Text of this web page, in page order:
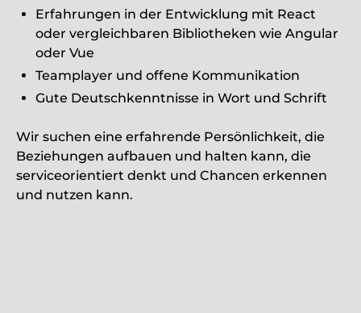
Erfahrungen in der Entwicklung mit React
oder vergleichbaren Bibliotheken wie Angular
oder Vue
Teamplayer und offene Kommunikation
Gute Deutschkenntnisse in Wort und Schrift
Wir suchen eine erfahrende Persönlichkeit, die
Beziehungen aufbauen und halten kann, die
serviceorientiert denkt und Chancen erkennen
und nutzen kann.